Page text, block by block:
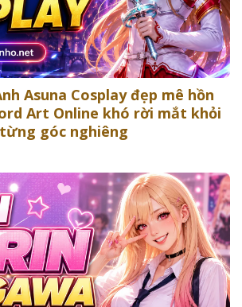
Asuna Cosplay đẹp mê hồn
Art Online khó rời mắt khỏi
từng góc nghiêng